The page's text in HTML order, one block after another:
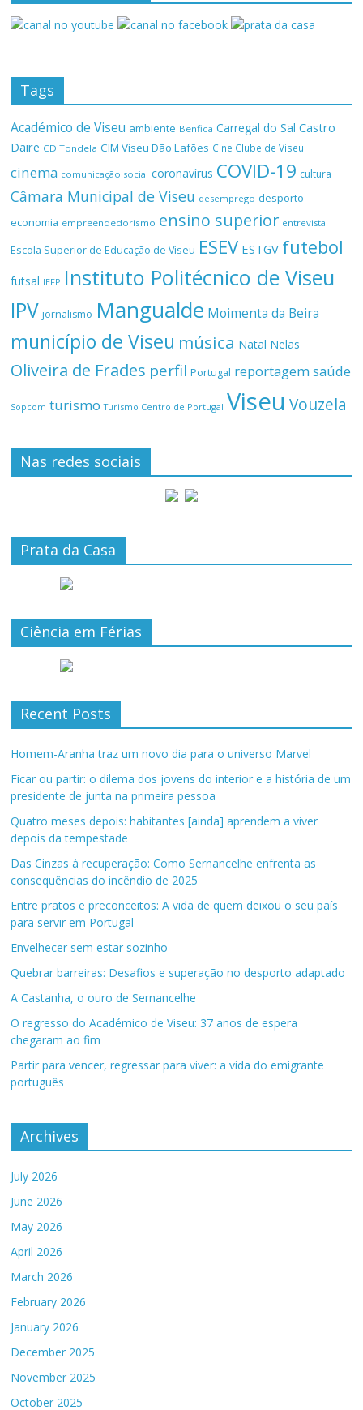
Tags
Académico de Viseu ambiente Benfica Carregal do Sal Castro
Daire CD Tondela CIM Viseu Dão Lafões Cine Clube de Viseu
cinema comunicação social coronavírus COVID-19 cultura
Câmara Municipal de Viseu desemprego desporto
economia empreendedorismo ensino superior entrevista
Escola Superior de Educação de Viseu ESEV ESTGV futebol
futsal IEFP Instituto Politécnico de Viseu
IPV jornalismo Mangualde Moimenta da Beira
município de Viseu música Natal Nelas
Oliveira de Frades perfil Portugal reportagemsaúde
Sopcom turismo Turismo Centro de Portugal Viseu Vouzela
Nas redes sociais
Prata da Casa
Ciência em Férias
Recent Posts
Homem-Aranha traz um novo dia para o universo Marvel
Ficar ou partir: o dilema dos jovens do interior e a história de um
presidente de junta na primeira pessoa
Quatro meses depois: habitantes [ainda] aprendem a viver
depois da tempestade
Das Cinzas à recuperação: Como Sernancelhe enfrenta as
consequências do incêndio de 2025
Entre pratos e preconceitos: A vida de quem deixou o seu país
para servir em Portugal
Envelhecer sem estar sozinho
Quebrar barreiras: Desafios e superação no desporto adaptado
A Castanha, o ouro de Sernancelhe
O regresso do Académico de Viseu: 37 anos de espera
chegaram ao fim
Partir para vencer, regressar para viver: a vida do emigrante
português
Archives
July 2026
June 2026
May 2026
April 2026
March 2026
February 2026
January 2026
December 2025
November 2025
October 2025